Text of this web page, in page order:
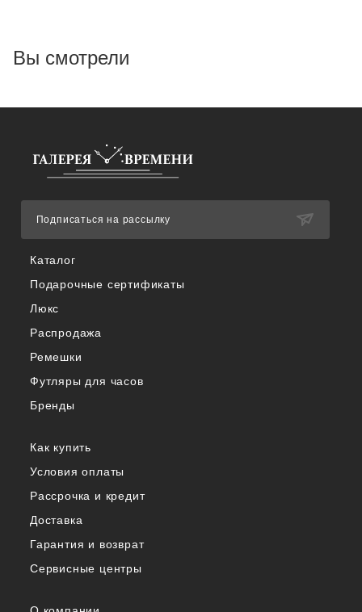
Вы смотрели
Каталог
Подарочные сертификаты
Люкс
Распродажа
Ремешки
Футляры для часов
Бренды
Как купить
Условия оплаты
Рассрочка и кредит
Доставка
Гарантия и возврат
Сервисные центры
Подписаться на рассылку